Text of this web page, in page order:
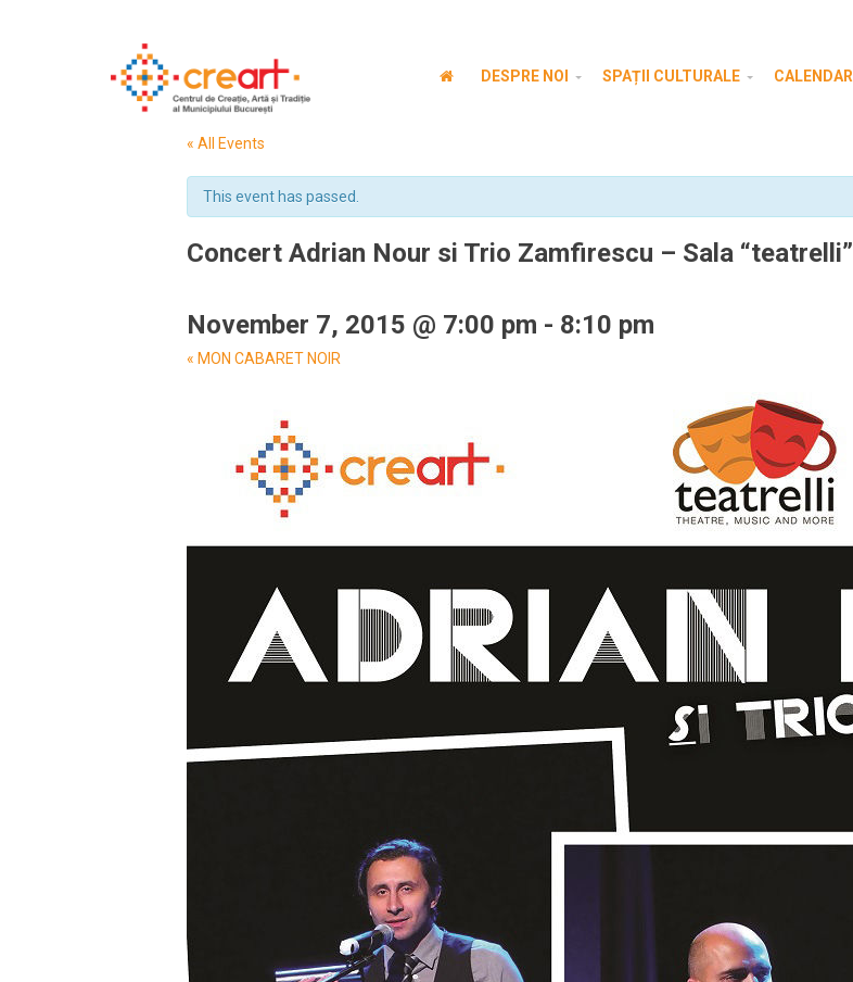
DESPRE NOI SPAȚII CULTURALE CALENDAR
« All Events
This event has passed.
Concert Adrian Nour si Trio Zamfirescu – Sala “teatrelli”
November 7, 2015 @ 7:00 pm - 8:10 pm
Event
« MON CABARET NOIR